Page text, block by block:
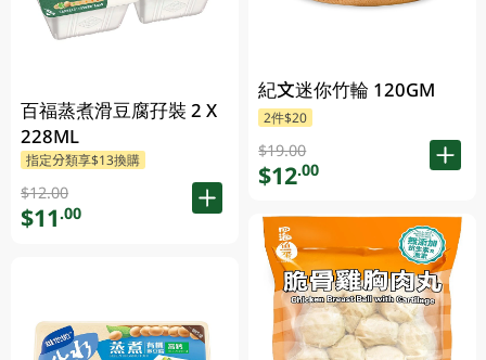
百福蒸煮滑豆腐孖裝 2 X
228ML
指定分類享$13換購
$12.00
$11.00
紀文迷你竹輪 120GM
2件$20
$19.00
$12.00